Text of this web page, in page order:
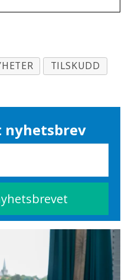
TILSKUDD
nyhetsbrev